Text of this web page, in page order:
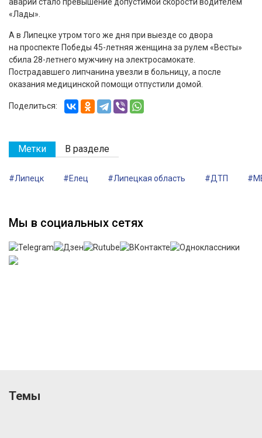
«Лады».
А в Липецке утром того же дня при выезде со двора
на проспекте Победы 45-летняя женщина за рулем «Весты»
сбила 28-летнего мужчину на электросамокате.
Пострадавшего липчанина увезли в больницу, а после
оказания медицинской помощи отпустили домой.
Поделиться:
Метки В разделе
#Липецк #Елец #Липецкая область #ДТП
Мы в социальных сетях
Темы